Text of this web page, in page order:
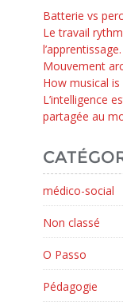
Batterie vs
Le travail
l’apprentissage.
Mouvement
How musical is
L’intelligence
partagée au
médico-social
Non classé
O Passo
Pédagogie